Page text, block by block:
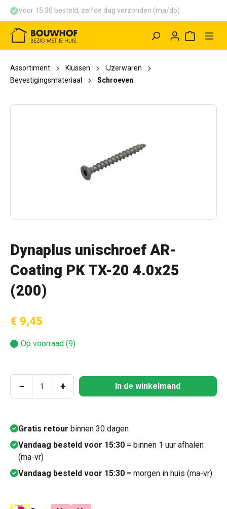
Voor 15:30 besteld, zelfde dag verzonden (ma/do)
Assortiment Klussen
IJzerwaren
Bevestigingsmateriaal
Schroeven
Dynaplus unischroef AR-
Coating PK TX-20 4.0x25
(200)
€ 9,45
Op voorraad (9)
Producthoeveelheid: Voer de gewenste
− + In de winkelmand
Gratis retour binnen 30 dagen
Vandaag besteld voor 15:30 = binnen 1 uur afhalen
(ma-vr)
Vandaag besteld voor 15:30 = morgen in huis (ma-vr)